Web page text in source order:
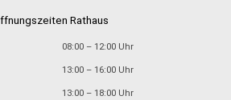
Rathaus
08:00 – 12:00 Uhr
13:00 – 16:00 Uhr
13:00 – 18:00 Uhr